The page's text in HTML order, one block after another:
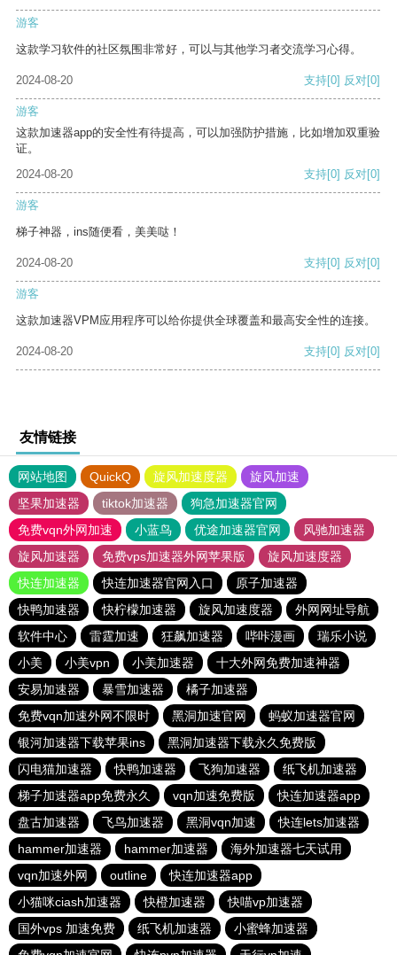
游客
这款学习软件的社区氛围非常好，可以与其他学习者交流学习心得。
2024-08-20 支持[0] 反对[0]
游客
这款加速器app的安全性有待提高，可以加强防护措施，比如增加双重验
证。
2024-08-20
支持[0] 反对[0]
游客
梯子神器，ins随便看，美美哒！
2024-08-20 支持[0] 反对[0]
游客
这款加速器VPM应用程序可以给你提供全球覆盖和最高安全性的连接。
2024-08-20 支持[0] 反对[0]
友情链接
网站地图 QuickQ 旋风加速度器
旋风加速
坚果加速器
tiktok加速器
狗急加速器官网
免费vqn外网加速
小蓝鸟 优途加速器官网
风驰加速器
旋风加速器
免费vps加速器外网苹果版
旋风加速度器
快连加速器
快连加速器官网入口
原子加速器
快鸭加速器
快柠檬加速器 旋风加速度器
外网网址导航
软件中心
雷霆加速 狂飙加速器 哔咔漫画
瑞乐小说
小美
小美vpn 小美加速器
十大外网免费加速神器
安易加速器
暴雪加速器
橘子加速器
免费vqn加速外网不限时
黑洞加速官网
蚂蚁加速器官网
银河加速器下载苹果ins
黑洞加速器下载永久免费版
闪电猫加速器
快鸭加速器 飞狗加速器
纸飞机加速器
梯子加速器app免费永久
vqn加速免费版
快连加速器app
盘古加速器
飞鸟加速器 黑洞vqn加速
快连lets加速器
hammer加速器
hammer加速器
海外加速器七天试用
vqn加速外网
outline
快连加速器app
小猫咪ciash加速器
快橙加速器
快喵vp加速器
国外vps 加速免费
纸飞机加速器
小蜜蜂加速器